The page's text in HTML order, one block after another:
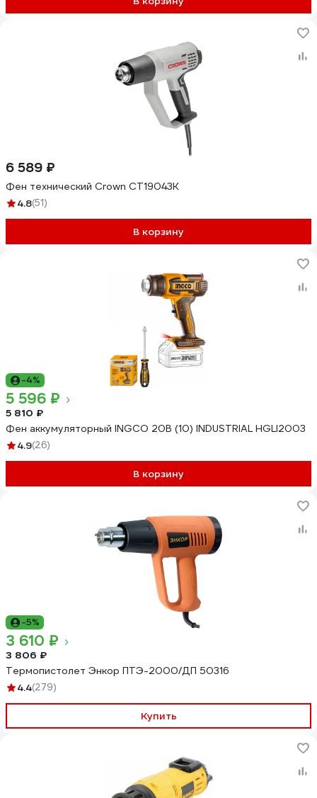
6 589 ₽
Фен технический Crown CT19043K
4.8(51)
В корзину
-4%
5 596 ₽
5 810 ₽
Фен аккумуляторный INGCO 20В (10) INDUSTRIAL HGLI2003
4.9(26)
В корзину
-5%
3 610 ₽
3 806 ₽
Термопистолет Энкор ПТЭ-2000/ДП 50316
4.4(279)
Купить